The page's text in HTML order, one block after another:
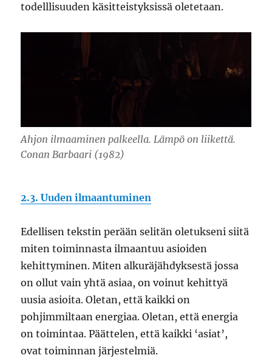
todelllisuuden käsitteistyksissä oletetaan.
Ahjon ilmaaminen palkeella. Lämpö on liikettä.
Conan Barbaari (1982)
2.3. Uuden ilmaantuminen
Edellisen tekstin perään selitän oletukseni siitä
miten toiminnasta ilmaantuu asioiden
kehittyminen. Miten alkuräjähdyksestä jossa
on ollut vain yhtä asiaa, on voinut kehittyä
uusia asioita. Oletan, että kaikki on
pohjimmiltaan energiaa. Oletan, että energia
on toimintaa. Päättelen, että kaikki ‘asiat’,
ovat toiminnan järjestelmiä.